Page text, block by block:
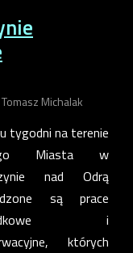
Michalak
tygodni na terenie
Miasta w
nad Odrą
są prace
i
których